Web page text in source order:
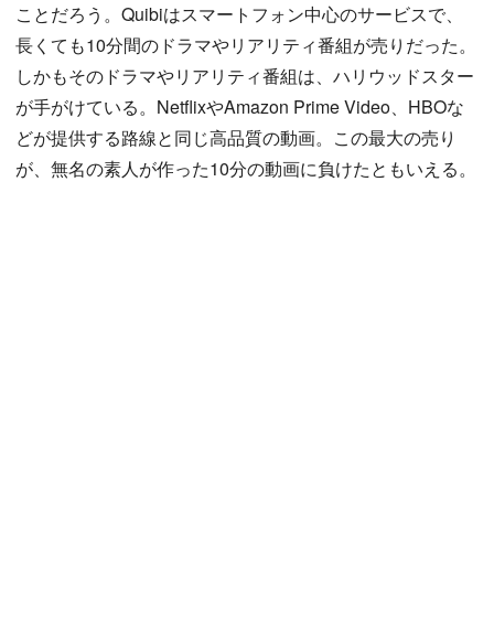
ことだろう。Quibiはスマートフォン中心のサービスで、
長くても10分間のドラマやリアリティ番組が売りだった。
しかもそのドラマやリアリティ番組は、ハリウッドスター
が手がけている。NetflixやAmazon Prime Video、HBOな
どが提供する路線と同じ高品質の動画。この最大の売り
が、無名の素人が作った10分の動画に負けたともいえる。